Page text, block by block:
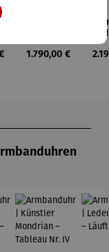
Preis:
ASKANIA
C.
Regulärer Preis:
1.790,00 €